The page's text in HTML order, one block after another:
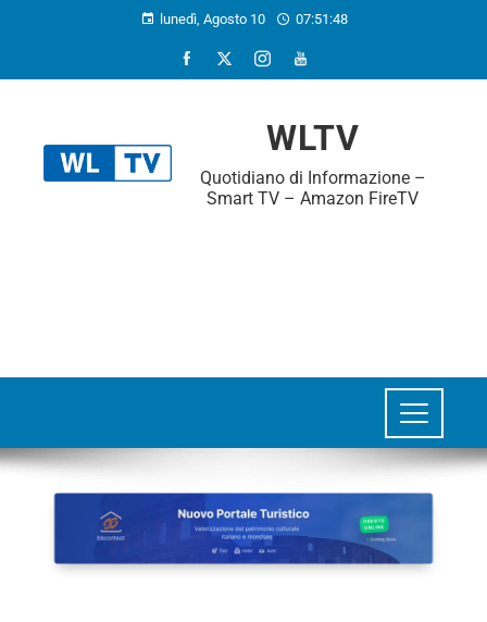
lunedì, Agosto 10 07:51:49
WLTV
Quotidiano di Informazione –
Smart TV – Amazon FireTV